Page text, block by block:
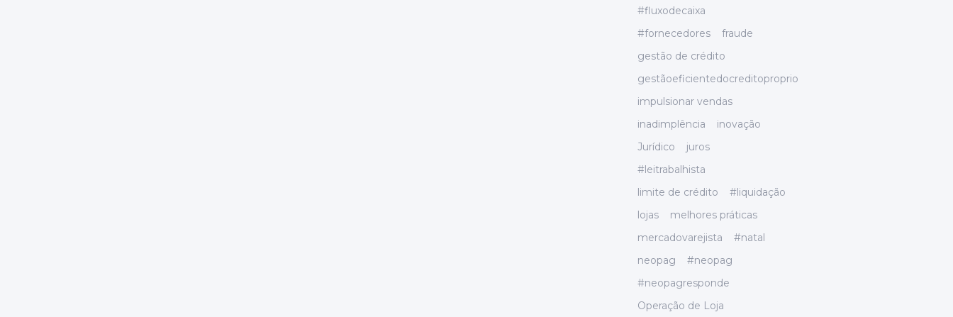
#fluxodecaixa
#fornecedores
fraude
gestão de crédito
gestãoeficientedocreditoproprio
impulsionar vendas
inadimplência
inovação
Jurídico
juros
#leitrabalhista
limite de crédito
#liquidação
lojas
melhores práticas
mercadovarejista
#natal
neopag
#neopag
#neopagresponde
Operação de Loja